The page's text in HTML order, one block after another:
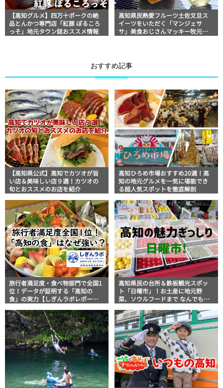
【高知グルメ】四万十ポークの絶
品とんかつ専門店「紅豚 ぽるころ
っそ」地元タウン誌おススメ情報
高知県民熱愛フルーツ土佐文旦ス
イーツをいただく「マンジェサ
サ」美食おじさんマッキー牧元の
おすすめ記事
【高知県公式】高知でカツオが旨
い店＆美味しい店９選！カツオの
旬とおススメのお店を紹介
高知ひろめ市場おすすめ20選！高
知の地元グルメを一気に堪能でき
る超人気スポットを徹底解剖
旅行者満足度・食べ物部門で全国1
位！データが証明する「高知の
食」の実力【しぎんラボレポー
高知県民の台所＆鉄板観光スポッ
ト「日曜市」！お土産に地元野
菜、ソウルフードまで なんでもそ
説！